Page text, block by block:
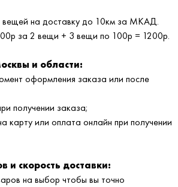
вещей на доставку до 10км за МКАД.
за 2 вещи + 3 вещи по 100р = 1200р.
и области:
оформления заказа или после
получении заказа;
карту или оплата онлайн при получении
и скорость доставки:
на выбор чтобы вы точно